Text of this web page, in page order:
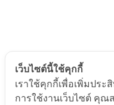
© ๒๐๒๕ by
เว็บไซต์นี้ใช้คุกกี้
เราใช้คุกกี้เพื่อเพิ่มปร
การใช้งานเว็บไซต์ คุณ